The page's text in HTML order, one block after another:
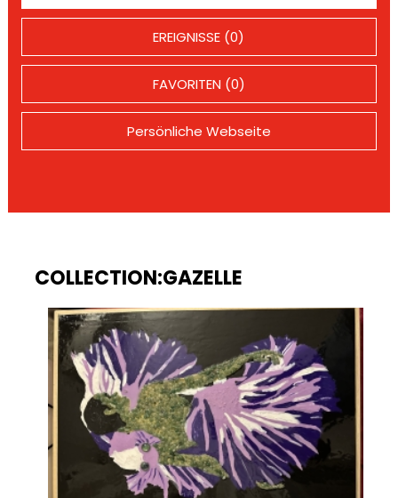
EREIGNISSE (0)
FAVORITEN (0)
Persönliche Webseite
COLLECTION:GAZELLE